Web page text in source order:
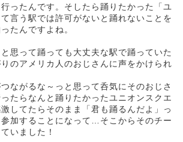
ったんです。そしたら踊りたかった「ユ
言う駅では許可がないと踊れないことを
たんですよね。
思って踊っても大丈夫な駅で踊っていた
のアメリカ人のおじさんに声をかけられ
ながるな～っと思って呑気にそのおじさ
たらなんと踊りたかったユニオンスクエ
してたらそのまま「君も踊るんだよ」っ
加することになって…そこからそのチー
いました！